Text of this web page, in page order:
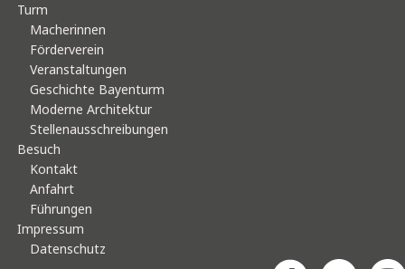
Turm
Macherinnen
Förderverein
Veranstaltungen
Geschichte Bayenturm
Moderne Architektur
Stellenausschreibungen
Besuch
Kontakt
Anfahrt
Führungen
Impressum
Datenschutz